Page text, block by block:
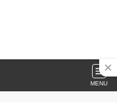
MENU